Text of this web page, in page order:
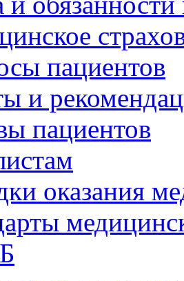
пациентов
и
пациентов
оказания